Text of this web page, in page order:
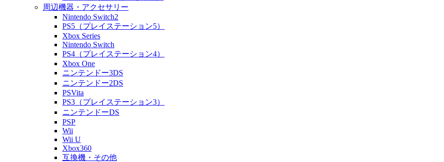
周辺機器・アクセサリー
Nintendo Switch2
PS5（プレイステーション5）
Xbox Series
Nintendo Switch
PS4（プレイステーション4）
Xbox One
ニンテンドー3DS
ニンテンドー2DS
PSVita
PS3（プレイステーション3）
ニンテンドーDS
PSP
Wii
Wii U
Xbox360
互換機・その他